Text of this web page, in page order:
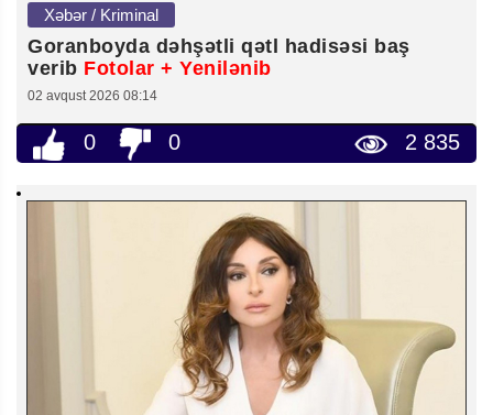
Xəbər / Kriminal
Goranboyda dəhşətli qətl hadisəsi baş
verib Fotolar + Yenilənib
02 avqust 2026 08:14
0 0 2 835